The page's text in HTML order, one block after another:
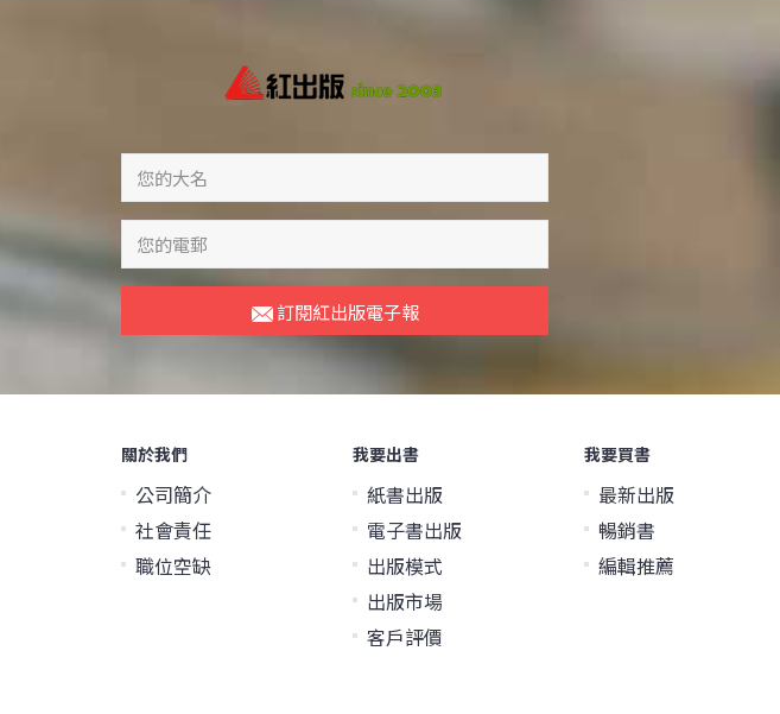
訂閱紅出版電子報
關於我們
公司簡介
社會責任
職位空缺
我要出書
紙書出版
電子書出版
出版模式
出版市場
客戶評價
我要買書
最新出版
暢銷書
編輯推薦